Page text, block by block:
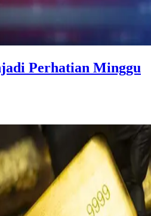
Perhatian Minggu